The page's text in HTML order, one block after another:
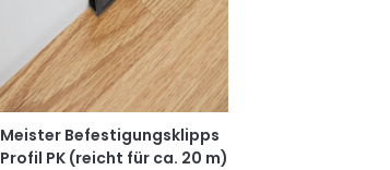
Meister Befestigungsklipps
Profil PK (reicht für ca. 20 m)